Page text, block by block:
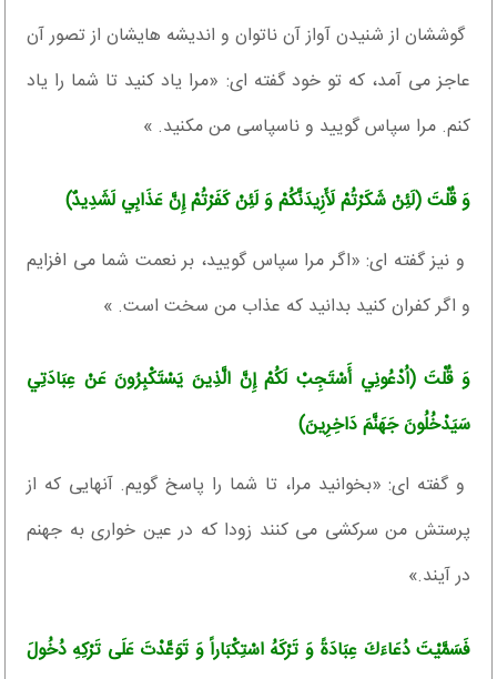
گوششان از شنيدن آواز آن ناتوان و انديشه‏ هايشان از تصور آن
عاجز مى‏ آمد، كه تو خود گفته‏ اى: «مرا ياد كنيد تا شما را ياد
كنم. مرا سپاس گوييد و ناسپاسى من مكنيد. »
وَ قُلْتَ (لَئِنْ شَكَرْتُمْ لَأَزِيدَنَّكُمْ وَ لَئِنْ كَفَرْتُمْ إِنَّ عَذَابِي لَشَدِيدٌ)
و نيز گفته ‏اى: «اگر مرا سپاس گوييد، بر نعمت شما مى ‏افزايم
و اگر كفران كنيد بدانيد كه عذاب من سخت است. »
وَ قُلْتَ (اُدْعُونِي أَسْتَجِبْ لَكُمْ إِنَّ الَّذِينَ يَسْتَكْبِرُونَ عَنْ عِبَادَتِي
سَيَدْخُلُونَ جَهَنَّمَ دَاخِرِينَ‏)
و گفته‏ اى: «بخوانيد مرا، تا شما را پاسخ گويم. آنهايى كه از
پرستش من سركشى مى ‏كنند زودا كه در عين خوارى به جهنم
در آيند.»
فَسَمَّيْتَ دُعَاءَكَ عِبَادَةً وَ تَرْكَهُ اسْتِكْبَاراً وَ تَوَعَّدْتَ عَلَى تَرْكِهِ دُخُولَ